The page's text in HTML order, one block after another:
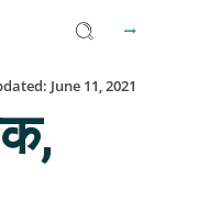
June 11, 2021